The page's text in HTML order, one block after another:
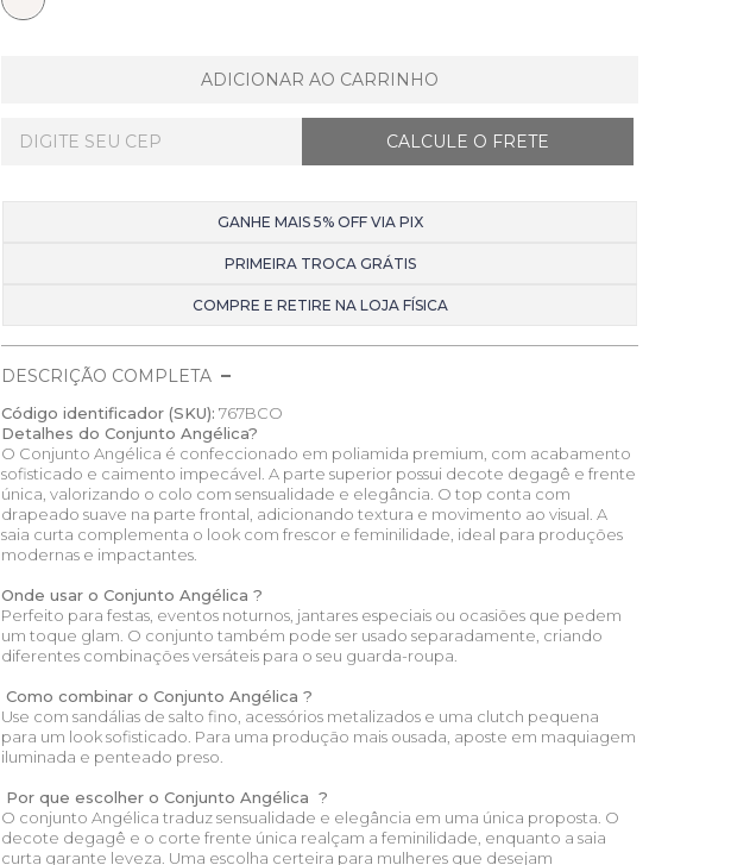
ADICIONAR AO CARRINHO
GANHE MAIS 5% OFF VIA PIX
PRIMEIRA TROCA GRÁTIS
COMPRE E RETIRE NA LOJA FÍSICA
DESCRIÇÃO COMPLETA
Código identificador (SKU): 767BCO
Detalhes do Conjunto Angélica?
O Conjunto Angélica é confeccionado em poliamida premium, com acabamento
sofisticado e caimento impecável. A parte superior possui decote degagê e frente
única, valorizando o colo com sensualidade e elegância. O top conta com
drapeado suave na parte frontal, adicionando textura e movimento ao visual. A
saia curta complementa o look com frescor e feminilidade, ideal para produções
modernas e impactantes.
Onde usar o Conjunto Angélica ?
Perfeito para festas, eventos noturnos, jantares especiais ou ocasiões que pedem
um toque glam. O conjunto também pode ser usado separadamente, criando
diferentes combinações versáteis para o seu guarda-roupa.
Como combinar o Conjunto Angélica ?
Use com sandálias de salto fino, acessórios metalizados e uma clutch pequena
para um look sofisticado. Para uma produção mais ousada, aposte em maquiagem
iluminada e penteado preso.
Por que escolher o Conjunto Angélica ?
O conjunto Angélica traduz sensualidade e elegância em uma única proposta. O
decote degagê e o corte frente única realçam a feminilidade, enquanto a saia
curta garante leveza. Uma escolha certeira para mulheres que desejam